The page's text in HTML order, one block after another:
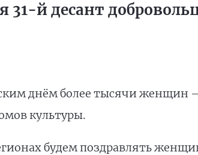
31-й десант
днём более тысячи женщин
культуры.
будем поздравлять